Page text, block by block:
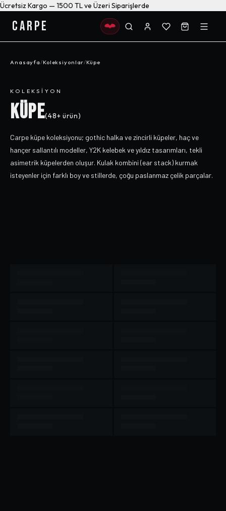
Ücretsiz Kargo — 1500 TL ve Üzeri Siparişlerde
CARPE
Anasayfa/Koleksiyonlar/Küpe
KOLEKSIYON
KÜPE(48+ ürün)
Carpe küpe koleksiyonu; gothic halka ve zincirli küpeler, haç ve
hançer sallantılı modeller, Y2K kelebek ve yıldız tasarımları, tekli
asimetrik küpelerden oluşur. Kulak kombini (ear stack) kurmak
isteyenler için farklı boy ve stillerde, çoğu paslanmaz çelik parçalar.